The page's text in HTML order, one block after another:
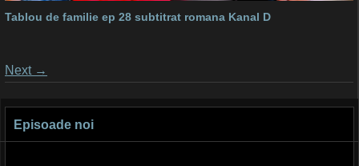
Tablou de familie ep 28 subtitrat romana Kanal D
Posts
Next →
Episoade noi